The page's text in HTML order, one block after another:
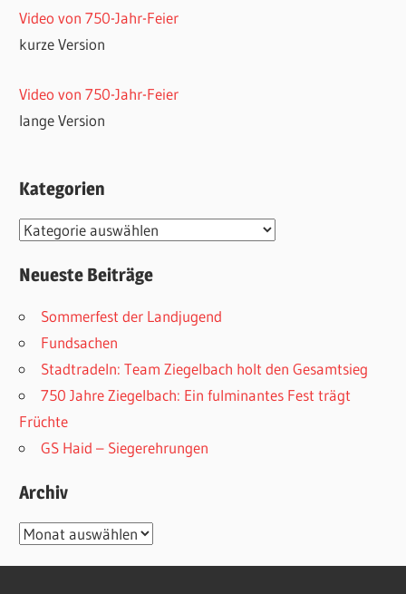
Video von 750-Jahr-Feier
kurze Version
Video von 750-Jahr-Feier
lange Version
Kategorien
Kategorien
Neueste Beiträge
Sommerfest der Landjugend
Fundsachen
Stadtradeln: Team Ziegelbach holt den Gesamtsieg
750 Jahre Ziegelbach: Ein fulminantes Fest trägt
Früchte
GS Haid – Siegerehrungen
Archiv
Archiv